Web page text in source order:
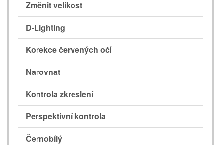
Změnit velikost
D-Lighting
Korekce červených očí
Narovnat
Kontrola zkreslení
Perspektivní kontrola
Černobílý